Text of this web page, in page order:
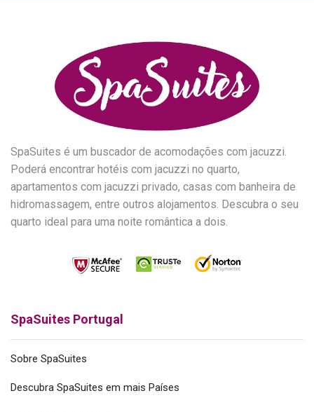
SpaSuites é um buscador de acomodações com jacuzzi.
Poderá encontrar hotéis com jacuzzi no quarto,
apartamentos com jacuzzi privado, casas com banheira de
hidromassagem, entre outros alojamentos. Descubra o seu
quarto ideal para uma noite romântica a dois.
SpaSuites Portugal
Sobre SpaSuites
Descubra SpaSuites em mais Países